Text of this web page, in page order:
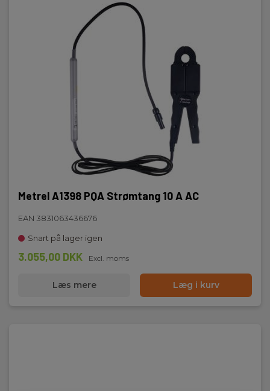
Metrel A1398 PQA Strømtang 10 A AC
EAN 3831063436676
Snart på lager igen
3.055,00 DKK Excl. moms
Læs mere Læg i kurv